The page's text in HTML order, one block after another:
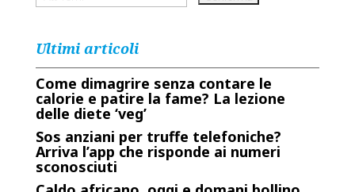
Ultimi articoli
Come dimagrire senza contare le
calorie e patire la fame? La lezione
delle diete ‘veg’
Sos anziani per truffe telefoniche?
Arriva l’app che risponde ai numeri
sconosciuti